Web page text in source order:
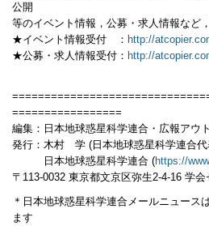
公開
等のイベント情報，公募・求人情報など
★イベント情報受付 ： http://
★公募・求人情報受付： http://
=================
編集：日本地球惑星科学連合・広報アウ
発行：木村 学 (日本地球惑星科学連合代
日本地球惑星科学連合 (https://
〒113-0032 東京都文京区弥生2-4-16 学
＊日本地球惑星科学連合メールニュース
ます